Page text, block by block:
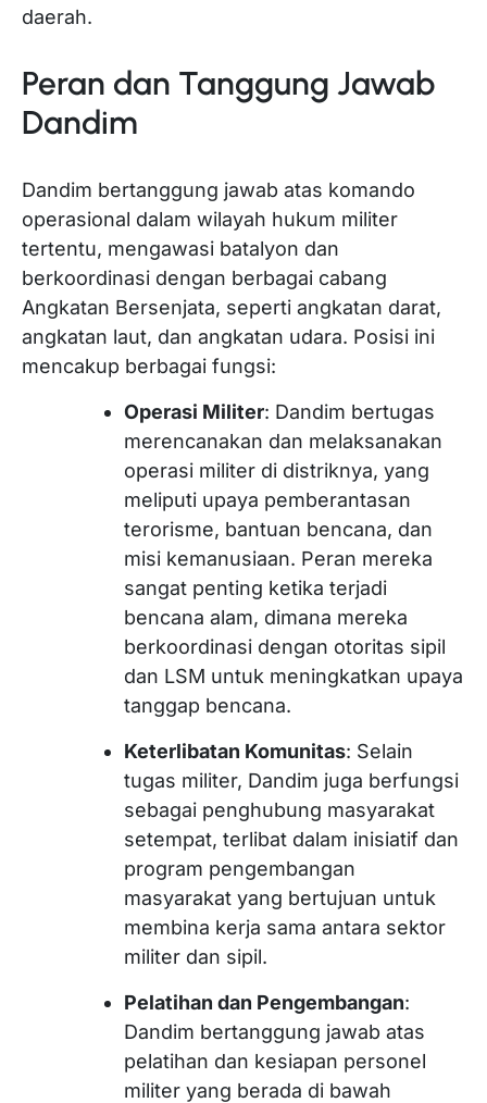
daerah.
Peran dan Tanggung Jawab
Dandim
Dandim bertanggung jawab atas komando
operasional dalam wilayah hukum militer
tertentu, mengawasi batalyon dan
berkoordinasi dengan berbagai cabang
Angkatan Bersenjata, seperti angkatan darat,
angkatan laut, dan angkatan udara. Posisi ini
mencakup berbagai fungsi:
Operasi Militer: Dandim bertugas
merencanakan dan melaksanakan
operasi militer di distriknya, yang
meliputi upaya pemberantasan
terorisme, bantuan bencana, dan
misi kemanusiaan. Peran mereka
sangat penting ketika terjadi
bencana alam, dimana mereka
berkoordinasi dengan otoritas sipil
dan LSM untuk meningkatkan upaya
tanggap bencana.
Keterlibatan Komunitas: Selain
tugas militer, Dandim juga berfungsi
sebagai penghubung masyarakat
setempat, terlibat dalam inisiatif dan
program pengembangan
masyarakat yang bertujuan untuk
membina kerja sama antara sektor
militer dan sipil.
Pelatihan dan Pengembangan:
Dandim bertanggung jawab atas
pelatihan dan kesiapan personel
militer yang berada di bawah